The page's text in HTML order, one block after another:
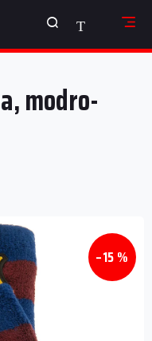
NÁKUPNÝ
KOŠÍK
​​modro-
–15 %